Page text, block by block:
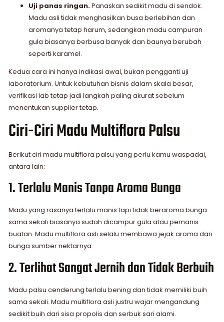
Uji panas ringan.Panaskan sedikit madu di sendok.
Madu asli tidak menghasilkan busa berlebihan dan
aromanya tetap harum, sedangkan madu campuran
gula biasanya berbusa banyak dan baunya berubah
seperti karamel.
Kedua cara ini hanya indikasi awal, bukan pengganti uji
laboratorium. Untuk kebutuhan bisnis dalam skala besar,
verifikasi lab tetap jadi langkah paling akurat sebelum
menentukan supplier tetap.
Ciri-Ciri Madu Multiflora Palsu
Berikut ciri madu multiflora palsu yang perlu kamu waspadai,
antara lain:
1. Terlalu Manis Tanpa Aroma Bunga
Madu yang rasanya terlalu manis tapi tidak beraroma bunga
sama sekali biasanya sudah dicampur gula atau pemanis
buatan. Madu multiflora asli selalu membawa jejak aroma dari
bunga sumber nektarnya.
2. Terlihat Sangat Jernih dan Tidak Berbuih
Madu palsu cenderung terlalu bening dan tidak memiliki buih
sama sekali. Madu multiflora asli justru wajar mengandung
sedikit buih dari sisa propolis dan serbuk sari alami.